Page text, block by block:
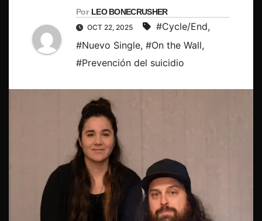
Por LEO BONECRUSHER
OCT 22, 2025 #Cycle/End,
#Nuevo Single, #On the Wall,
#Prevención del suicidio